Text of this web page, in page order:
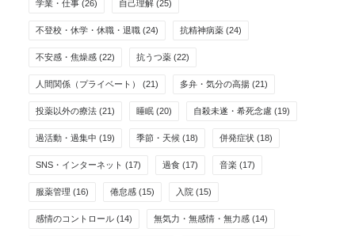
学業・仕事 (26) 自己理解 (25)
不登校・休学・休職・退職 (24) 抗精神病薬 (24)
不安感・焦燥感 (22) 抗うつ薬 (22)
人間関係（プライベート） (21) 多弁・気分の高揚 (21)
投薬以外の療法 (21) 睡眠 (20) 自殺未遂・希死念慮 (19)
過活動・過集中 (19) 季節・天候 (18) 併発症状 (18)
SNS・インターネット (17) 過食 (17) 音楽 (17)
服薬管理 (16) 倦怠感 (15) 入院 (15)
感情のコントロール (14) 無気力・無感情・無力感 (14)